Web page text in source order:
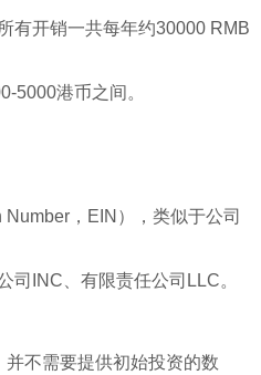
有开销一共每年约30000 RMB
5000港币之间。
，EIN），类似于公司
INC、有限责任公司LLC。
不需要提供初始投资的数